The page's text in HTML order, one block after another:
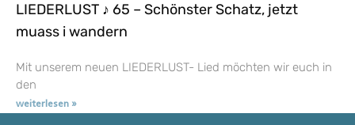
LIEDERLUST ♪ 65 – Schönster Schatz, jetzt
muass i wandern
Mit unserem neuen LIEDERLUST- Lied möchten wir euch in
den
weiterlesen »